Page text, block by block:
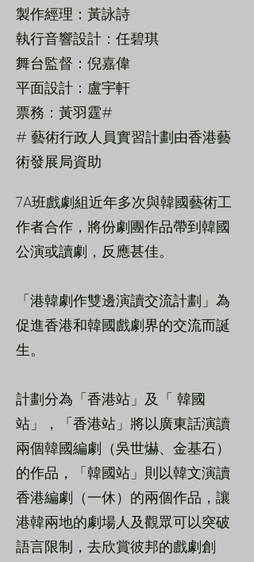
製作經理：黃詠詩
執行音響設計：任碧琪
舞台監督：倪嘉偉
平面設計：盧宇軒
票務：黃羽霆#
# 藝術行政人員實習計劃由香港藝
術發展局資助
7A班戲劇組近年多次與韓國藝術工
作者合作，將份劇團作品帶到韓國
公演或讀劇，反應甚佳。
「港韓劇作雙邊演讀交流計劃」為
促進香港和韓國戲劇界的交流而誕
生。
計劃分為「香港站」及「 韓國
站」，「香港站」將以廣東話演讀
兩個韓國編劇（吳世爀、金基石）
的作品，「韓國站」則以韓文演讀
香港編劇（一休）的兩個作品，讓
港韓兩地的劇場人及觀眾可以突破
語言限制，去欣賞彼邦的戲劇創